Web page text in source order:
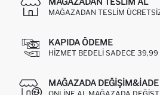
MAĞAZADAN TESLIM
KAPIDA ÖDEME
HIZMET BEDELI SADECE 39,99
MAĞAZADA DEĞIŞIM&İADE